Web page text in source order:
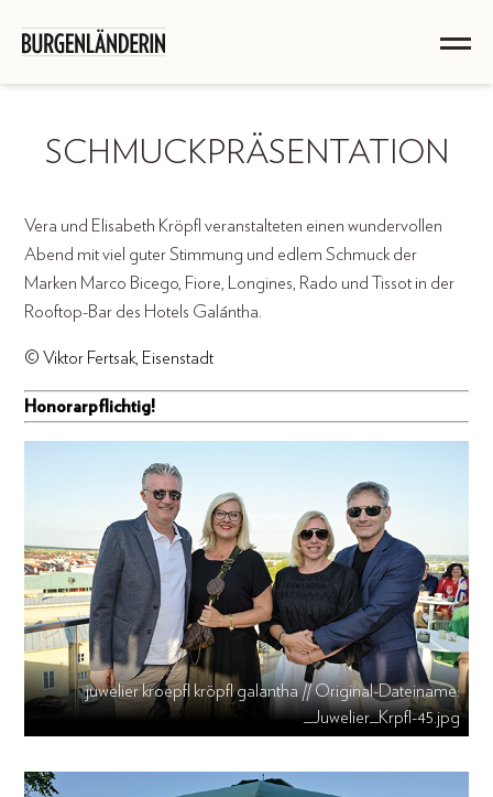
SCHMUCKPRÄSENTATION
Vera und Elisabeth Kröpfl veranstalteten einen wundervollen
Abend mit viel guter Stimmung und edlem Schmuck der
Marken Marco Bicego, Fiore, Longines, Rado und Tissot in der
Rooftop-Bar des Hotels Galántha.
© Viktor Fertsak, Eisenstadt
Honorarpflichtig!
juwelier kroepfl kröpfl galantha // Original-Dateiname:
_Juwelier_Krpfl-45.jpg